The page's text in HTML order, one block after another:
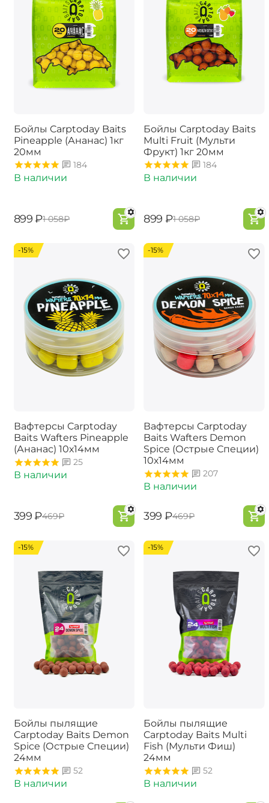
Бойлы Carptoday Baits
Pineapple (Ананас) 1кг
20мм
184
В наличии
‍899‍ ₽‍1 058‍₽
Бойлы Carptoday Baits
Multi Fruit (Мульти
Фрукт) 1кг 20мм
184
В наличии
‍899‍ ₽‍1 058‍₽
-15%
Вафтерсы Carptoday
Baits Wafters Pineapple
(Ананас) 10х14мм
25
В наличии
‍399‍ ₽‍469‍₽
-15%
Вафтерсы Carptoday
Baits Wafters Demon
Spice (Острые Специи)
10х14мм
207
В наличии
‍399‍ ₽‍469‍₽
-15%
Бойлы пылящие
Carptoday Baits Demon
Spice (Острые Специи)
24мм
52
В наличии
-15%
Бойлы пылящие
Carptoday Baits Multi
Fish (Мульти Фиш)
24мм
52
В наличии